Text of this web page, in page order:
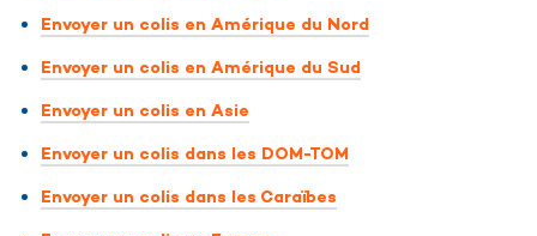
Envoyer un colis en Amérique du Nord
Envoyer un colis en Amérique du Sud
Envoyer un colis en Asie
Envoyer un colis dans les DOM-TOM
Envoyer un colis dans les Caraïbes